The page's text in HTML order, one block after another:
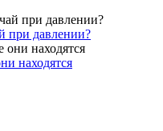
при давлении?
находятся